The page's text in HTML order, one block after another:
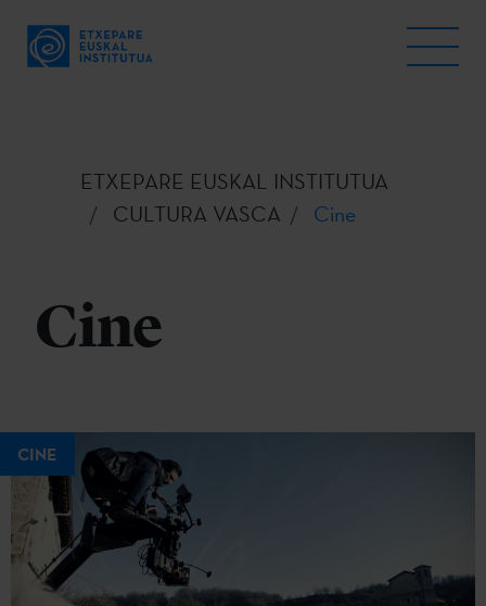
ETXEPARE EUSKAL INSTITUTUA
CULTURA VASCA
Cine
Cine
CINE